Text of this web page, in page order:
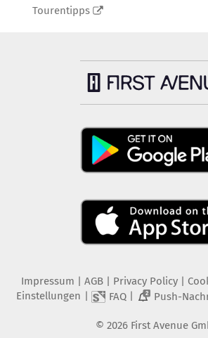
Tourentipps
Impressum AGB Privacy Policy|
Einstellungen
FAQ| 2 Push-
© 2026 First Avenue